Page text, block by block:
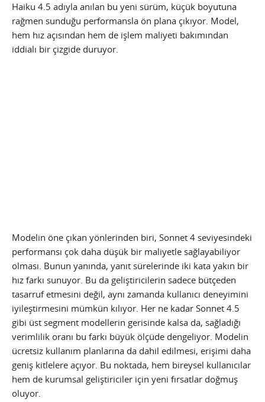
Haiku 4.5 adıyla anılan bu yeni sürüm, küçük boyutuna
rağmen sunduğu performansla ön plana çıkıyor. Model,
hem hız açısından hem de işlem maliyeti bakımından
iddialı bir çizgide duruyor.
Modelin öne çıkan yönlerinden biri, Sonnet 4 seviyesindeki
performansı çok daha düşük bir maliyetle sağlayabiliyor
olması. Bunun yanında, yanıt sürelerinde iki kata yakın bir
hız farkı sunuyor. Bu da geliştiricilerin sadece bütçeden
tasarruf etmesini değil, aynı zamanda kullanıcı deneyimini
iyileştirmesini mümkün kılıyor. Her ne kadar Sonnet 4.5
gibi üst segment modellerin gerisinde kalsa da, sağladığı
verimlilik oranı bu farkı büyük ölçüde dengeliyor. Modelin
ücretsiz kullanım planlarına da dahil edilmesi, erişimi daha
geniş kitlelere açıyor. Bu noktada, hem bireysel kullanıcılar
hem de kurumsal geliştiriciler için yeni fırsatlar doğmuş
oluyor.